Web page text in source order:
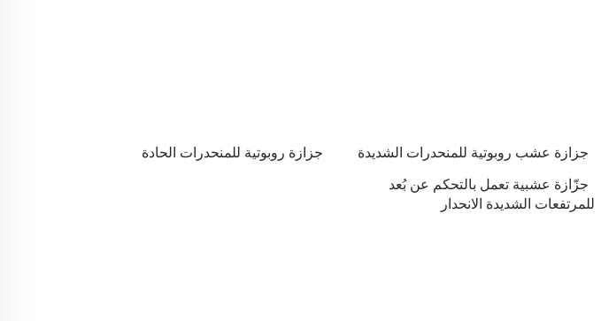
جزازة عشب روبوتية للمنحدرات الشديدة
جزازة روبوتية للمنحدرات الحادة
جزّازة عشبية تعمل بالتحكم عن بُعد
للمرتفعات الشديدة الانحدار